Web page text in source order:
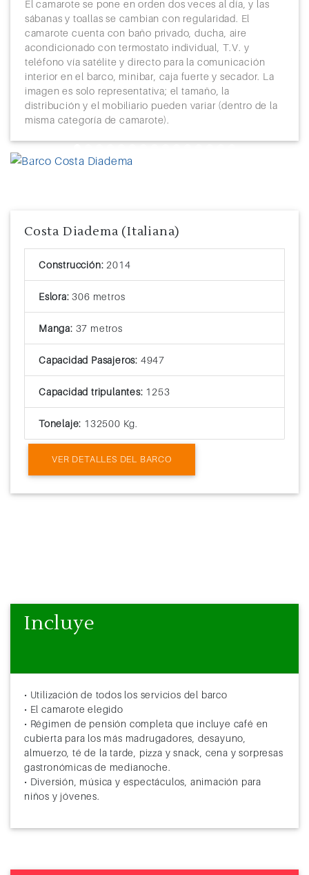
El camarote se pone en orden dos veces al día, y las
sábanas y toallas se cambian con regularidad. El
camarote cuenta con baño privado, ducha, aire
acondicionado con termostato individual, T.V. y
teléfono vía satélite y directo para la comunicación
interior en el barco, minibar, caja fuerte y secador. La
imagen es solo representativa; el tamaño, la
distribución y el mobiliario pueden variar (dentro de la
misma categoría de camarote).
Previous
Costa Diadema (Italiana)
Construcción: 2014
Eslora: 306 metros
Manga: 37 metros
Capacidad Pasajeros: 4947
Capacidad tripulantes: 1253
Tonelaje: 132500 Kg.
VER DETALLES DEL BARCO
Incluye
• Utilización de todos los servicios del barco
• El camarote elegido
• Régimen de pensión completa que incluye café en
cubierta para los más madrugadores, desayuno,
almuerzo, té de la tarde, pizza y snack, cena y sorpresas
gastronómicas de medianoche.
• Diversión, música y espectáculos, animación para
niños y jóvenes.